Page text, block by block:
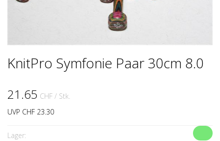
KnitPro Symfonie Paar 30cm 8.0
21.65 CHF / Stk.
UVP CHF 23.30
Lager: